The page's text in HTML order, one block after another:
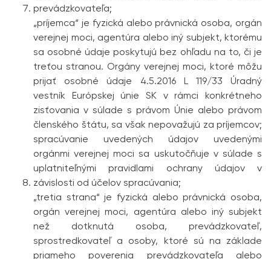
prevádzkovateľa;
„príjemca“ je fyzická alebo právnická osoba, orgán
verejnej moci, agentúra alebo iný subjekt, ktorému
sa osobné údaje poskytujú bez ohľadu na to, či je
treťou stranou. Orgány verejnej moci, ktoré môžu
prijať osobné údaje 4.5.2016 L 119/33 Úradný
vestník Európskej únie SK v rámci konkrétneho
zisťovania v súlade s právom Únie alebo právom
členského štátu, sa však nepovažujú za príjemcov;
spracúvanie uvedených údajov uvedenými
orgánmi verejnej moci sa uskutočňuje v súlade s
uplatni­teľnými pravidlami ochrany údajov v
závislosti od účelov spracúvania;
„tretia strana“ je fyzická alebo právnická osoba,
orgán verejnej moci, agentúra alebo iný subjekt
než dotknutá osoba, prevádzkovateľ,
sprostredkovateľ a osoby, ktoré sú na základe
priameho poverenia prevádzkovateľa alebo